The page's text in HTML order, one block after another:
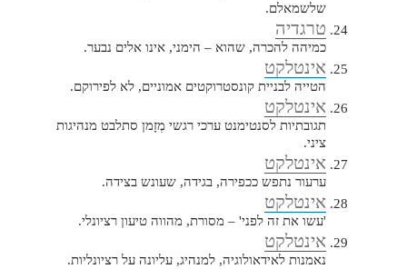
שלשמאלם.
טרגדיה
כמיהה להכרה, שהוא – הימני, אינו אלים נבער.
אינטלקט
הטייה לבניית קונסטרוקטים אמוניים, לא לפירוקם.
אינטלקט
תגובתיות לסנטימנט ערכי רגשי מְזָמן סתלבט מנהיגות
ציני.
אינטלקט
ערעור נתפש ככפירה, בגידה, שעונש בצידה.
אינטלקט
'עשו את זה לפני' – מסורת, מהווה טיעון רציונלי.
אינטלקט
נאמנות לאידאולוגיה, למנהיג, עליונה על רציונליות.